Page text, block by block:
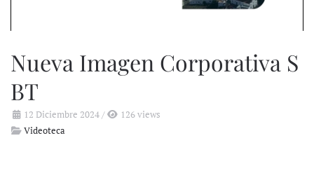
Nueva Imagen Corporativa S
BT
12 Diciembre 2024/
126 views
Videoteca